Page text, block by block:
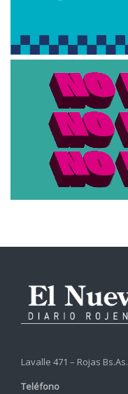
Lavalle 471 – Rojas Bs.As.
Teléfono